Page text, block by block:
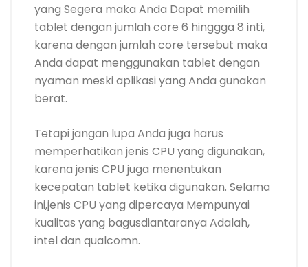
yang Segera maka Anda Dapat memilih
tablet dengan jumlah core 6 hinggga 8 inti,
karena dengan jumlah core tersebut maka
Anda dapat menggunakan tablet dengan
nyaman meski aplikasi yang Anda gunakan
berat.
Tetapi jangan lupa Anda juga harus
memperhatikan jenis CPU yang digunakan,
karena jenis CPU juga menentukan
kecepatan tablet ketika digunakan. Selama
ini,jenis CPU yang dipercaya Mempunyai
kualitas yang bagusdiantaranya Adalah,
intel dan qualcomn.